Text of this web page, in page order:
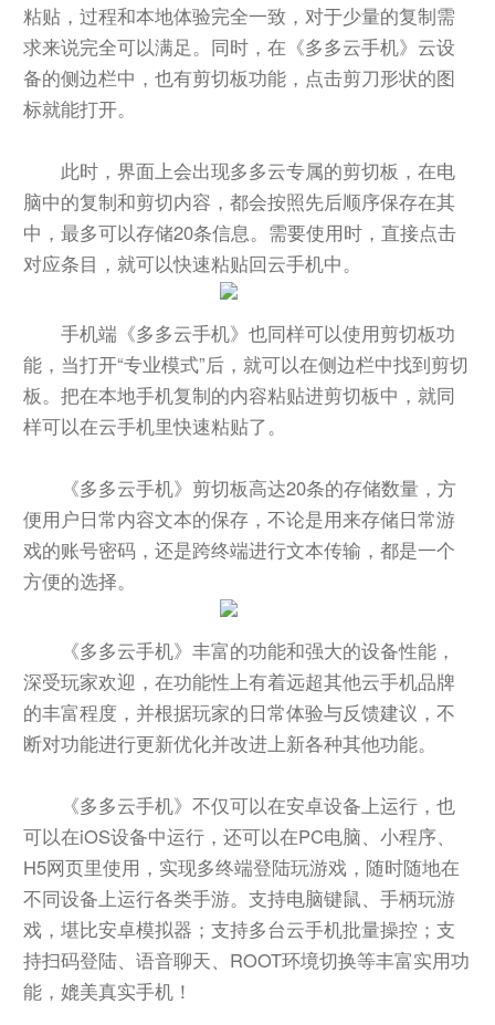
粘贴，过程和本地体验完全一致，对于少量的复制需
求来说完全可以满足。同时，在《多多云手机》云设
备的侧边栏中，也有剪切板功能，点击剪刀形状的图
标就能打开。
此时，界面上会出现多多云专属的剪切板，在电
脑中的复制和剪切内容，都会按照先后顺序保存在其
中，最多可以存储20条信息。需要使用时，直接点击
对应条目，就可以快速粘贴回云手机中。
手机端《多多云手机》也同样可以使用剪切板功
能，当打开“专业模式”后，就可以在侧边栏中找到剪切
板。把在本地手机复制的内容粘贴进剪切板中，就同
样可以在云手机里快速粘贴了。
《多多云手机》剪切板高达20条的存储数量，方
便用户日常内容文本的保存，不论是用来存储日常游
戏的账号密码，还是跨终端进行文本传输，都是一个
方便的选择。
《多多云手机》丰富的功能和强大的设备性能，
深受玩家欢迎，在功能性上有着远超其他云手机品牌
的丰富程度，并根据玩家的日常体验与反馈建议，不
断对功能进行更新优化并改进上新各种其他功能。
《多多云手机》不仅可以在安卓设备上运行，也
可以在iOS设备中运行，还可以在PC电脑、小程序、
H5网页里使用，实现多终端登陆玩游戏，随时随地在
不同设备上运行各类手游。支持电脑键鼠、手柄玩游
戏，堪比安卓模拟器；支持多台云手机批量操控；支
持扫码登陆、语音聊天、ROOT环境切换等丰富实用功
能，媲美真实手机！